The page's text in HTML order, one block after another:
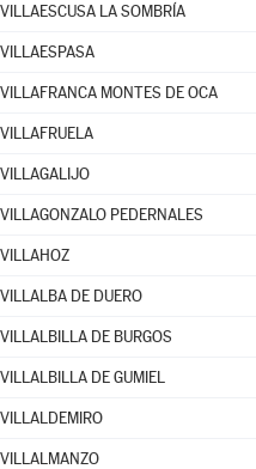
VILLAESCUSA LA SOMBRÍA
VILLAESPASA
VILLAFRANCA MONTES DE OCA
VILLAFRUELA
VILLAGALIJO
VILLAGONZALO PEDERNALES
VILLAHOZ
VILLALBA DE DUERO
VILLALBILLA DE BURGOS
VILLALBILLA DE GUMIEL
VILLALDEMIRO
VILLALMANZO